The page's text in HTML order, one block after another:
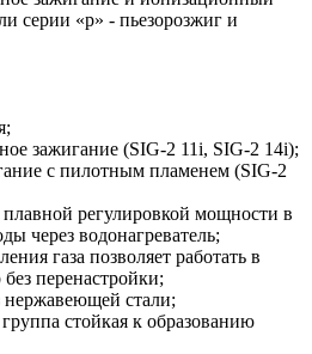
серии «p» - пьезорозжиг и
зажигание (SIG-2 11i, SIG-2 14i);
с пилотным пламенем (SIG-2
регулировкой мощности в
через водонагреватель;
газа позволяет работать в
перенастройки;
нержавеющей стали;
стойкая к образованию